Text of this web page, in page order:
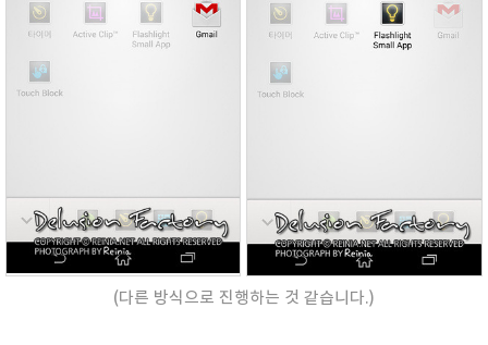
(다른 방식으로 진행하는 것 같습니다.)